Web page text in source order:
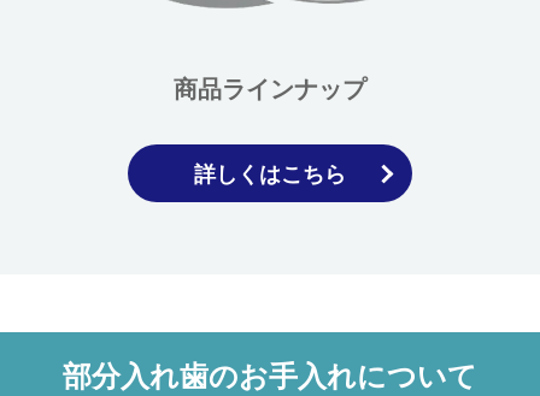
商品ラインナップ
詳しくはこちら
部分入れ歯のお手入れについて